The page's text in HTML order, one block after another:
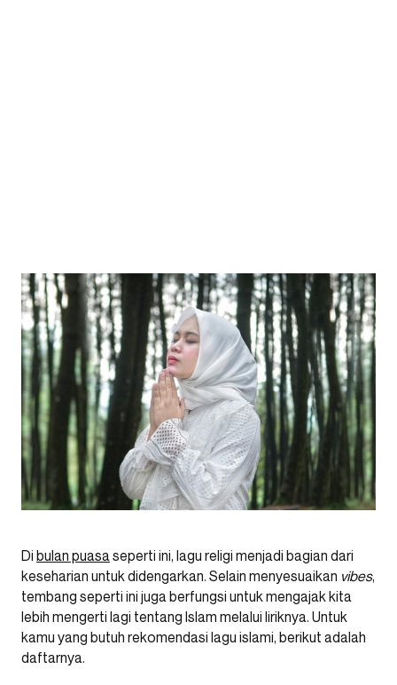
Di bulan puasa seperti ini, lagu religi menjadi bagian dari
keseharian untuk didengarkan. Selain menyesuaikan vibes,
tembang seperti ini juga berfungsi untuk mengajak kita
lebih mengerti lagi tentang Islam melalui liriknya. Untuk
kamu yang butuh rekomendasi lagu islami, berikut adalah
daftarnya.